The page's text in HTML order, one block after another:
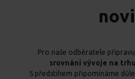
Pro naše odběratele
srovnání vývoje na
S předstihem připomínáme